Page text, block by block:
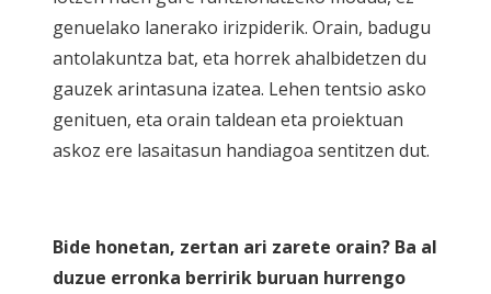
genuelako lanerako irizpiderik. Orain, badugu
antolakuntza bat, eta horrek ahalbidetzen du
gauzek arintasuna izatea. Lehen tentsio asko
genituen, eta orain taldean eta proiektuan
askoz ere lasaitasun handiagoa sentitzen dut.
Bide honetan, zertan ari zarete orain? Ba al
duzue erronka berririk buruan hurrengo